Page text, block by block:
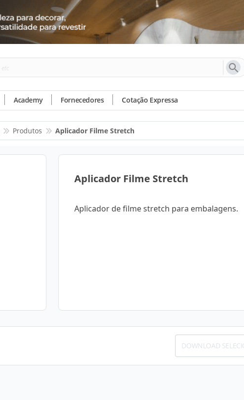
Academy Fornecedores Cotação Expressa
Produtos Aplicador Filme Stretch
Aplicador Filme Stretch
Aplicador de filme stretch para embalagens.
DOWNLOAD